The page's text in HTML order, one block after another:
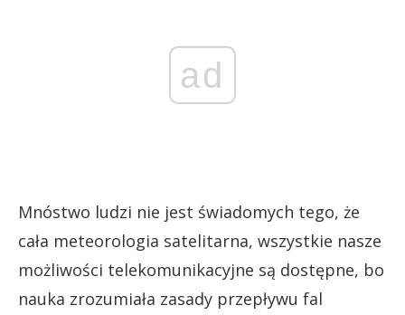
ad
Mnóstwo ludzi nie jest świadomych tego, że
cała meteorologia satelitarna, wszystkie nasze
możliwości telekomunikacyjne są dostępne, bo
nauka zrozumiała zasady przepływu fal